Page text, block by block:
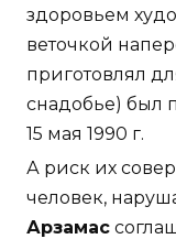
здоровьем
веточкой
приготовлял
снадобье) был
15 мая 1990 г.
А риск их
человек,
Арзамас